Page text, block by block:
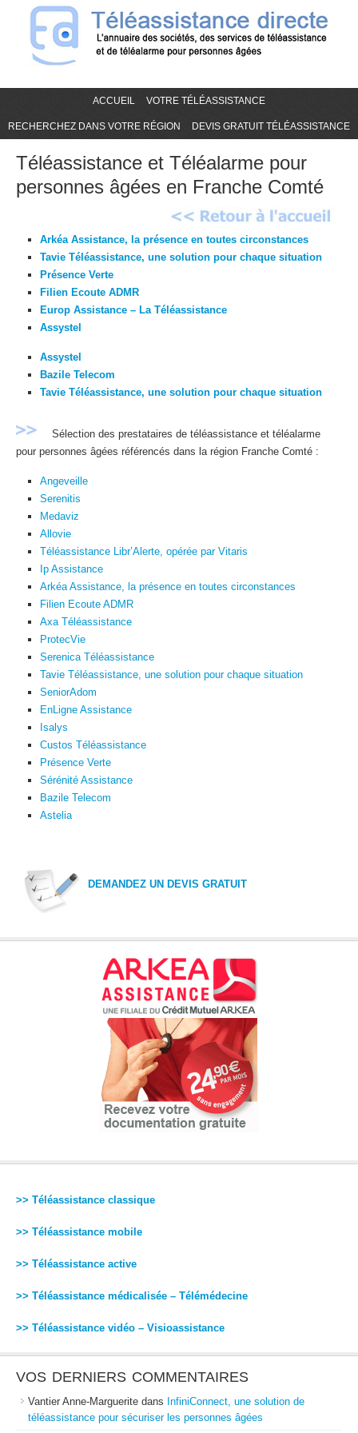
ACCUEIL VOTRE TÉLÉASSISTANCE
RECHERCHEZ DANS VOTRE RÉGION DEVIS GRATUIT TÉLÉASSISTANCE
Téléassistance et Téléalarme pour
personnes âgées en Franche Comté
Arkéa Assistance, la présence en toutes circonstances
Tavie Téléassistance, une solution pour chaque situation
Présence Verte
Filien Ecoute ADMR
Europ Assistance – La Téléassistance
Assystel
Assystel
Bazile Telecom
Tavie Téléassistance, une solution pour chaque situation
Sélection des prestataires de téléassistance et téléalarme
pour personnes âgées référencés dans la région Franche Comté :
Angeveille
Serenitis
Medaviz
Allovie
Téléassistance Libr’Alerte, opérée par Vitaris
Ip Assistance
Arkéa Assistance, la présence en toutes circonstances
Filien Ecoute ADMR
Axa Téléassistance
ProtecVie
Serenica Téléassistance
Tavie Téléassistance, une solution pour chaque situation
SeniorAdom
EnLigne Assistance
Isalys
Custos Téléassistance
Présence Verte
Sérénité Assistance
Bazile Telecom
Astelia
DEMANDEZ UN DEVIS GRATUIT
>> Téléassistance classique
>> Téléassistance mobile
>> Téléassistance active
>> Téléassistance médicalisée – Télémédecine
>> Téléassistance vidéo – Visioassistance
VOS DERNIERS COMMENTAIRES
Vantier Anne-Marguerite dans InfiniConnect, une solution de
téléassistance pour sécuriser les personnes âgées